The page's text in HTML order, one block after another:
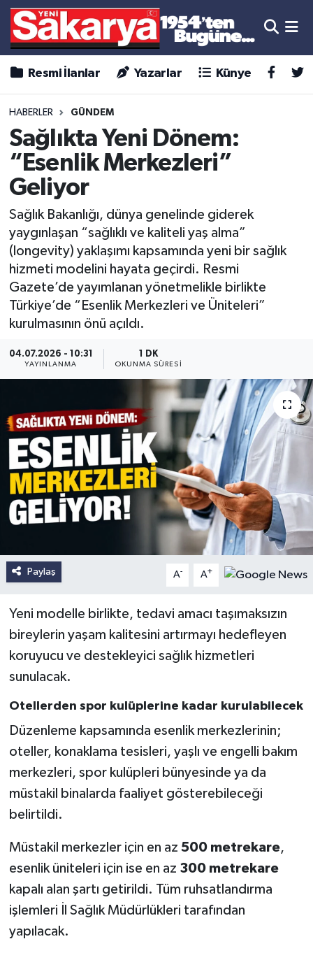
Resmi İlanlar Yazarlar Künye
HABERLER GÜNDEM
Sağlıkta Yeni Dönem:
“Esenlik Merkezleri”
Geliyor
Sağlık Bakanlığı, dünya genelinde giderek
yaygınlaşan “sağlıklı ve kaliteli yaş alma”
(longevity) yaklaşımı kapsamında yeni bir sağlık
hizmeti modelini hayata geçirdi. Resmi
Gazete’de yayımlanan yönetmelikle birlikte
Türkiye’de “Esenlik Merkezleri ve Üniteleri”
kurulmasının önü açıldı.
04.07.2026 - 10:31
YAYINLANMA
1 DK
OKUNMA SÜRESI
Paylaş A- A+
Yeni modelle birlikte, tedavi amacı taşımaksızın
bireylerin yaşam kalitesini artırmayı hedefleyen
koruyucu ve destekleyici sağlık hizmetleri
sunulacak.
Otellerden spor kulüplerine kadar kurulabilecek
Düzenleme kapsamında esenlik merkezlerinin;
oteller, konaklama tesisleri, yaşlı ve engelli bakım
merkezleri, spor kulüpleri bünyesinde ya da
müstakil binalarda faaliyet gösterebileceği
belirtildi.
Müstakil merkezler için en az 500 metrekare,
esenlik üniteleri için ise en az 300 metrekare
kapalı alan şartı getirildi. Tüm ruhsatlandırma
işlemleri İl Sağlık Müdürlükleri tarafından
yapılacak.